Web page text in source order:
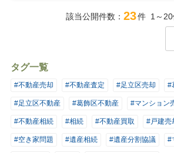
該当公開件数： 23件 1～20
タグ一覧
#不動産売却 #不動産査定 #足立区売却 #
#足立区不動産 #葛飾区不動産 #マンション
#不動産相続 #相続 #不動産買取 #戸建売
#空き家問題 #遺産相続 #遺産分割協議 #